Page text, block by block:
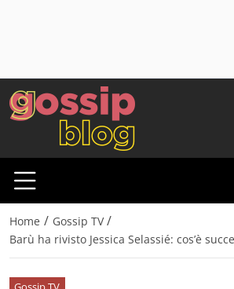
Home / Gossip TV /
Barù ha rivisto Jessica Selassié: cos’è